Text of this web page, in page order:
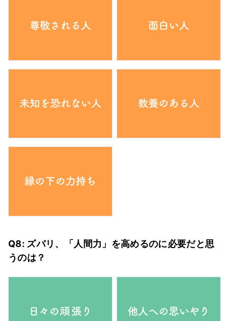
Q8: ズバリ、「人間力」を高めるのに必要だと思
うのは？